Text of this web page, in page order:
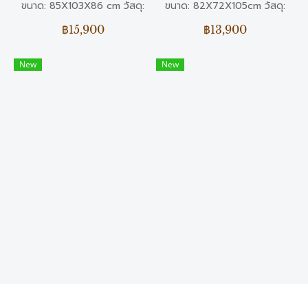
ขนาด: 85X103X86 cm วัสดุ:
ผ้า สี: เขียว
฿15,900
ขนาด: 82X72X105cm วัสดุ:
ผ้ากำมะหยี่
฿13,900
New New